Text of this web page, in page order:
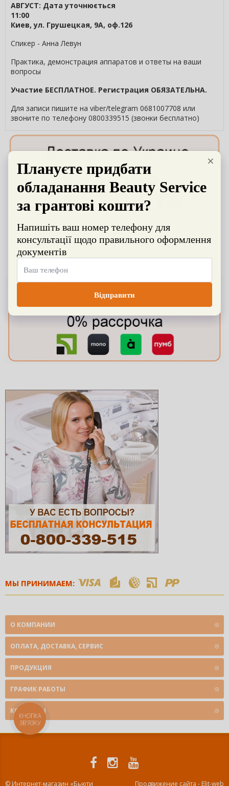
АВГУСТ: Дата уточнюється
11:00
Киев, ул. Грушецкая, 9А, оф.126
Спикер - Анна Левун
Практика, демонстрация аппаратов и ответы на ваши
вопросы
Участие БЕСПЛАТНОЕ. Регистрация ОБЯЗАТЕЛЬНА.
Для записи пишите на viber/telegram 0681007708 или
звоните по телефону 0800339515 (звонки бесплатно)
МЫ ПРИНИМАЕМ:
О КОМПАНИИ
ОПЛАТА, ДОСТАВКА, СЕРВИС
ПРОДУКЦИЯ
ГРАФИК РАБОТЫ
КОНТАКТЫ
© Интернет-магазин «Бьюти Продвижение сайта - Elit-web
КНОПКА
ЗВ'ЯЗКУ